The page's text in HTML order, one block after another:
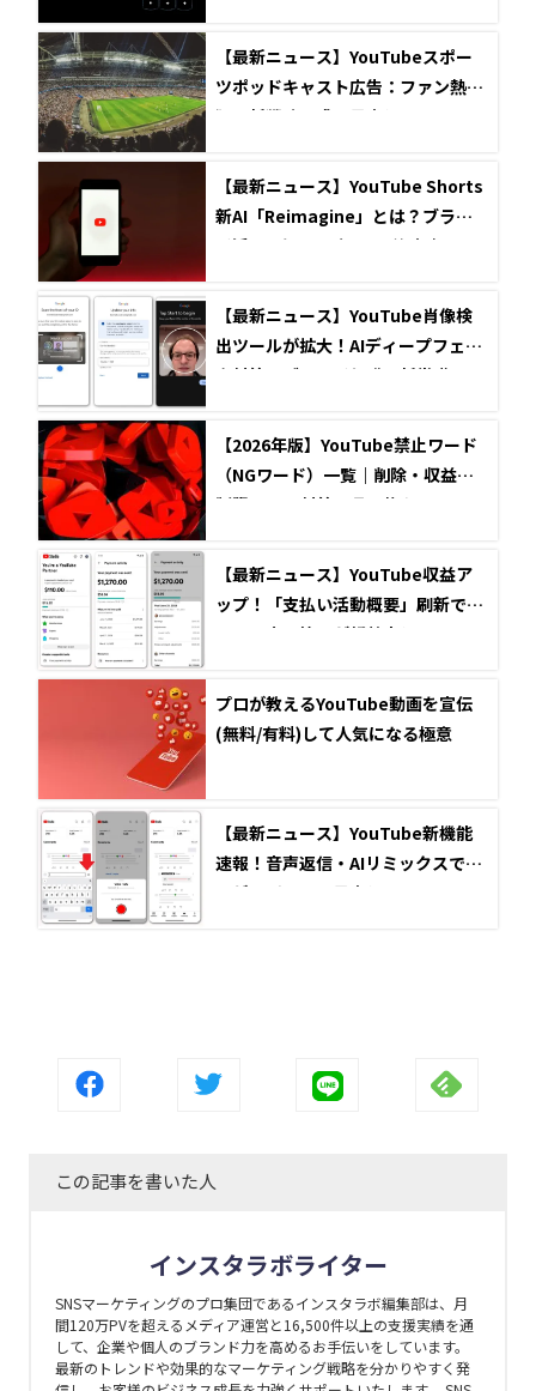
【最新ニュース】YouTubeスポー
ツポッドキャスト広告：ファン熱
狂！新戦略で成果最大化
【最新ニュース】YouTube Shorts
新AI「Reimagine」とは？ブラン
ド活用で知るべき3つの注意点
【最新ニュース】YouTube肖像検
出ツールが拡大！AIディープフェイ
ク対策とブランド保護の新常識
【2026年版】YouTube禁止ワード
（NGワード）一覧｜削除・収益化
制限・BAN対策と言い換え
【最新ニュース】YouTube収益ア
ップ！「支払い活動概要」刷新で多
チャンネル管理が超効率化
プロが教えるYouTube動画を宣伝
(無料/有料)して人気になる極意
【最新ニュース】YouTube新機能
速報！音声返信・AIリミックスでエ
ンゲージメント最大化
この記事を書いた人
インスタラボライター
SNSマーケティングのプロ集団であるインスタラボ編集部は、月
間120万PVを超えるメディア運営と16,500件以上の支援実績を通
して、企業や個人のブランド力を高めるお手伝いをしています。
最新のトレンドや効果的なマーケティング戦略を分かりやすく発